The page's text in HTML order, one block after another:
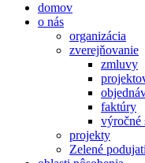
domov
o nás
organizácia
zverejňovanie
zmluvy
faktúry
výročné
projekty
Zelené